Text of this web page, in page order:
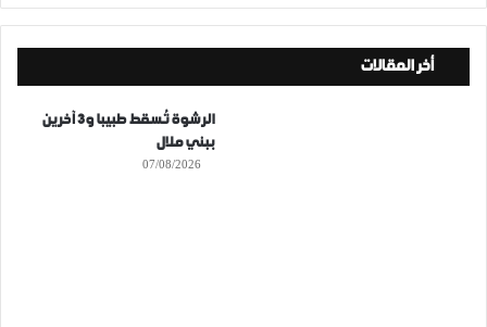
أخر المقالات
الرشوة تُسقط طبيبا و3 آخرين
ببني ملال
07/08/2026